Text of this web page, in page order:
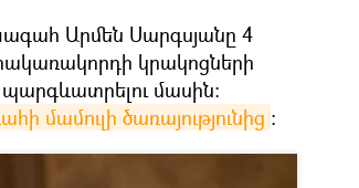
Արմեն Սարգսյանը 4
կրակոցների
մասին։
մամուլի ծառայությունից ։